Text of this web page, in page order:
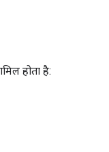
होता है: